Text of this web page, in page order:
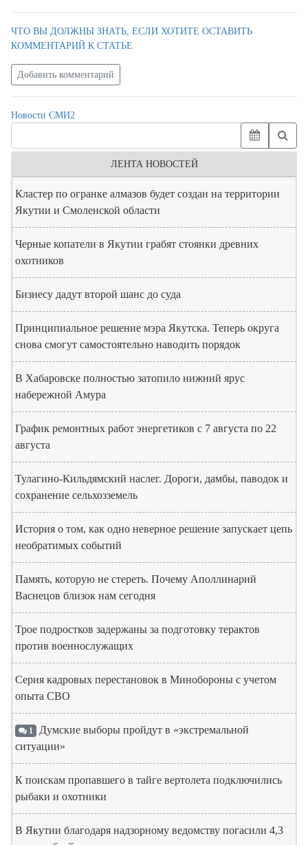
ЧТО ВЫ ДОЛЖНЫ ЗНАТЬ, ЕСЛИ ХОТИТЕ ОСТАВИТЬ
КОММЕНТАРИЙ К СТАТЬЕ
Добавить комментарий
Новости СМИ2
ЛЕНТА НОВОСТЕЙ
Кластер по огранке алмазов будет создан на территории
Якутии и Смоленской области
Черные копатели в Якутии грабят стоянки древних
охотников
Бизнесу дадут второй шанс до суда
Принципиальное решение мэра Якутска. Теперь округа
снова смогут самостоятельно наводить порядок
В Хабаровске полностью затопило нижний ярус
набережной Амура
График ремонтных работ энергетиков с 7 августа по 22
августа
Тулагино-Кильдямский наслег. Дороги, дамбы, паводок и
сохранение сельхозземель
История о том, как одно неверное решение запускает цепь
необратимых событий
Память, которую не стереть. Почему Аполлинарий
Васнецов близок нам сегодня
Трое подростков задержаны за подготовку терактов
против военнослужащих
Серия кадровых перестановок в Минобороны с учетом
опыта СВО
1 Думские выборы пройдут в «экстремальной
ситуации»
К поискам пропавшего в тайге вертолета подключились
рыбаки и охотники
В Якутии благодаря надзорному ведомству погасили 4,3